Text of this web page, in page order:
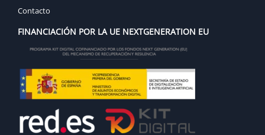
Contacto
FINANCIACIÓN POR LA UE NEXTGENERATION EU